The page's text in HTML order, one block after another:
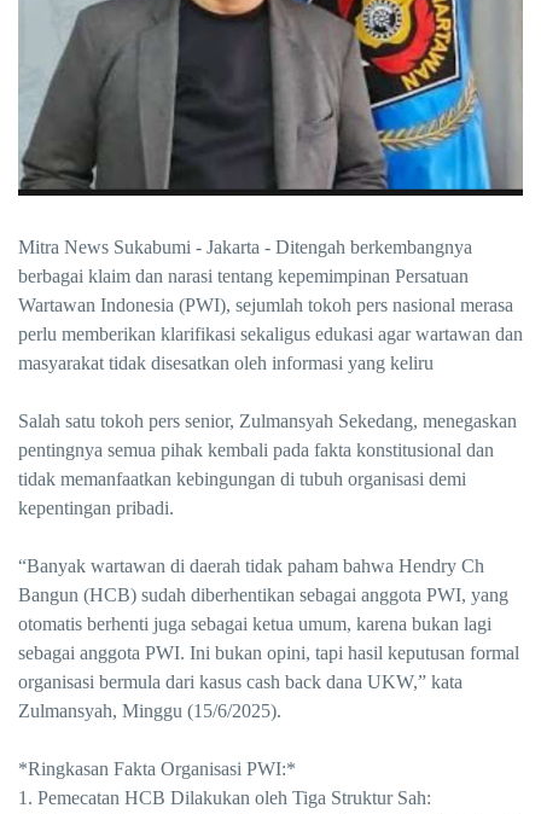
Mitra News Sukabumi - Jakarta - Ditengah berkembangnya
berbagai klaim dan narasi tentang kepemimpinan Persatuan
Wartawan Indonesia (PWI), sejumlah tokoh pers nasional merasa
perlu memberikan klarifikasi sekaligus edukasi agar wartawan dan
masyarakat tidak disesatkan oleh informasi yang keliru
Salah satu tokoh pers senior, Zulmansyah Sekedang, menegaskan
pentingnya semua pihak kembali pada fakta konstitusional dan
tidak memanfaatkan kebingungan di tubuh organisasi demi
kepentingan pribadi.
“Banyak wartawan di daerah tidak paham bahwa Hendry Ch
Bangun (HCB) sudah diberhentikan sebagai anggota PWI, yang
otomatis berhenti juga sebagai ketua umum, karena bukan lagi
sebagai anggota PWI. Ini bukan opini, tapi hasil keputusan formal
organisasi bermula dari kasus cash back dana UKW,” kata
Zulmansyah, Minggu (15/6/2025).
*Ringkasan Fakta Organisasi PWI:*
1. Pemecatan HCB Dilakukan oleh Tiga Struktur Sah: